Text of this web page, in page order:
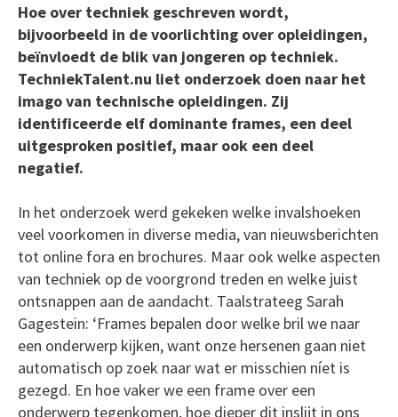
Hoe over techniek geschreven wordt,
bijvoorbeeld in de voorlichting over opleidingen,
beïnvloedt de blik van jongeren op techniek.
TechniekTalent.nu liet onderzoek doen naar het
imago van technische opleidingen. Zij
identificeerde elf dominante frames, een deel
uitgesproken positief, maar ook een deel
negatief.
In het onderzoek werd gekeken welke invalshoeken
veel voorkomen in diverse media, van nieuwsberichten
tot online fora en brochures. Maar ook welke aspecten
van techniek op de voorgrond treden en welke juist
ontsnappen aan de aandacht. Taalstrateeg Sarah
Gagestein: ‘Frames bepalen door welke bril we naar
een onderwerp kijken, want onze hersenen gaan niet
automatisch op zoek naar wat er misschien níet is
gezegd. En hoe vaker we een frame over een
onderwerp tegenkomen, hoe dieper dit inslijt in ons